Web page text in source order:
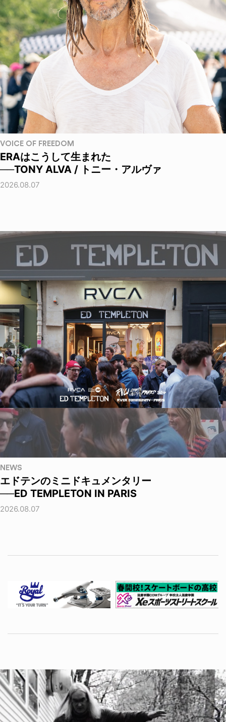
VOICE OF FREEDOM
ERAはこうして生まれた
──TONY ALVA / トニー・アルヴァ
2026.08.07
NEWS
エドテンのミニドキュメンタリー
──ED TEMPLETON IN PARIS
2026.08.07